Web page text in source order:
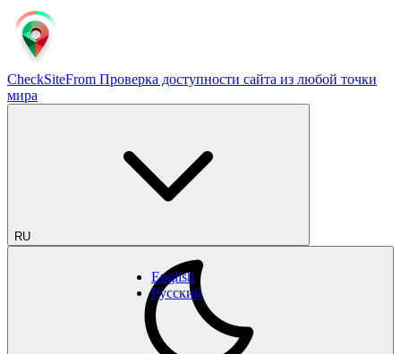
CheckSiteFrom Проверка доступности сайта из любой точки
мира
RU
English
Русский